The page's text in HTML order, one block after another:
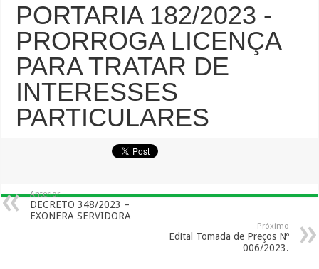
PORTARIA 182/2023 -
PRORROGA LICENÇA
PARA TRATAR DE
INTERESSES
PARTICULARES
Anterior
DECRETO 348/2023 –
EXONERA SERVIDORA
Próximo
Edital Tomada de Preços Nº
006/2023.